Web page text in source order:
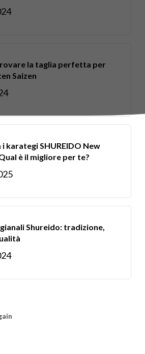
la taglia perfetta per
Saizen
karategi SHUREIDO New
è il migliore per te?
Shureido: tradizione,